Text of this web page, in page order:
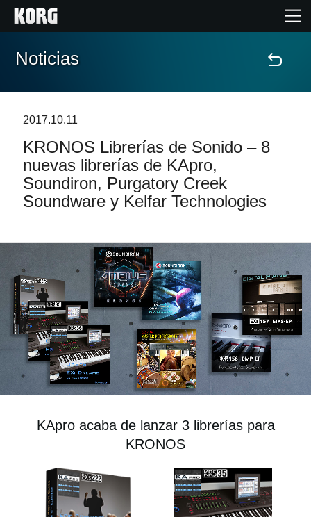
Inicio
Características
Eventos
Localizador de Tiendas
Noticias
Ubicación
Redes Sociales
Acerca de KORG
Noticias
2017.10.11
KRONOS Librerías de Sonido – 8
nuevas librerías de KApro,
Soundiron, Purgatory Creek
Soundware y Kelfar Technologies
KApro acaba de lanzar 3 librerías para
KRONOS